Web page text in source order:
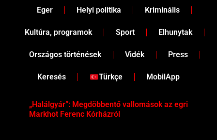
Eger Helyi politika Kriminális
Kultúra, programok Sport Elhunytak
Országos történések Vidék Press
Keresés Türkçe MobilApp
„Halálgyár”: Megdöbbentő vallomások az egri
Markhot Ferenc Kórházról